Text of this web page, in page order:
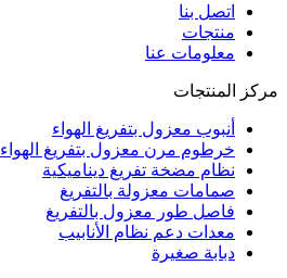
اتصل بنا
منتجات
معلومات عنا
مركز المنتجات
أنبوب معزول بتفريغ الهواء
خرطوم مرن معزول بتفريغ الهواء
نظام مضخة تفريغ ديناميكية
صمامات معزولة بالتفريغ
فاصل طور معزول بالتفريغ
معدات دعم نظام الأنابيب
دبابة صغيرة